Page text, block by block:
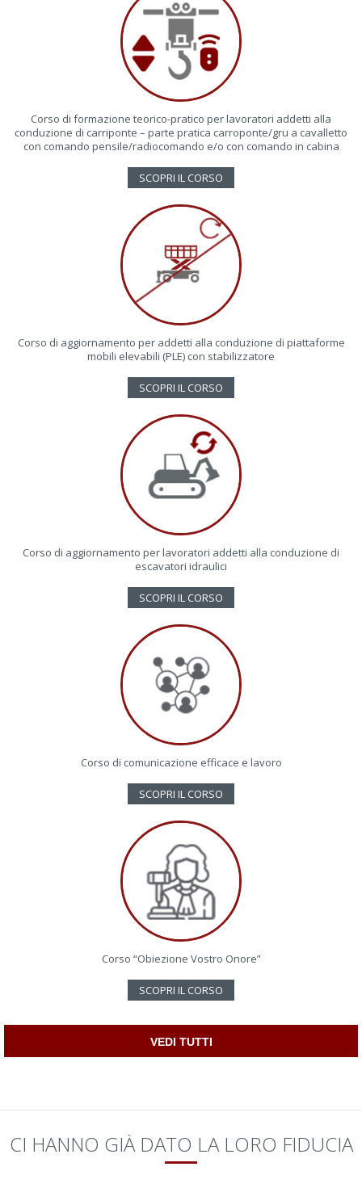
Corso di formazione teorico-pratico per lavoratori addetti alla
conduzione di carriponte – parte pratica carroponte/gru a cavalletto
con comando pensile/radiocomando e/o con comando in cabina
SCOPRI IL CORSO
Corso di aggiornamento per addetti alla conduzione di piattaforme
mobili elevabili (PLE) con stabilizzatore
SCOPRI IL CORSO
Corso di aggiornamento per lavoratori addetti alla conduzione di
escavatori idraulici
SCOPRI IL CORSO
Corso di comunicazione efficace e lavoro
SCOPRI IL CORSO
Corso “Obiezione Vostro Onore”
SCOPRI IL CORSO
VEDI TUTTI
CI HANNO GIÀ DATO LA LORO FIDUCIA